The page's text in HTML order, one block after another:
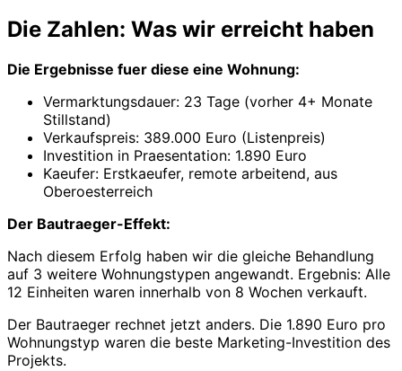
Die Zahlen: Was wir erreicht haben
Die Ergebnisse fuer diese eine Wohnung:
Vermarktungsdauer: 23 Tage (vorher 4+ Monate
Stillstand)
Verkaufspreis: 389.000 Euro (Listenpreis)
Investition in Praesentation: 1.890 Euro
Kaeufer: Erstkaeufer, remote arbeitend, aus
Oberoesterreich
Der Bautraeger-Effekt:
Nach diesem Erfolg haben wir die gleiche Behandlung
auf 3 weitere Wohnungstypen angewandt. Ergebnis: Alle
12 Einheiten waren innerhalb von 8 Wochen verkauft.
Der Bautraeger rechnet jetzt anders. Die 1.890 Euro pro
Wohnungstyp waren die beste Marketing-Investition des
Projekts.